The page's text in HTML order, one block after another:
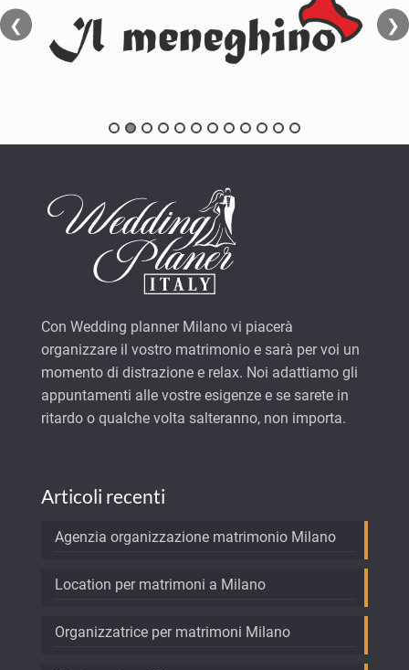
❮ ❯
Con Wedding planner Milano vi piacerà
organizzare il vostro matrimonio e sarà per voi un
momento di distrazione e relax. Noi adattiamo gli
appuntamenti alle vostre esigenze e se sarete in
ritardo o qualche volta salteranno, non importa.
Articoli recenti
Agenzia organizzazione matrimonio Milano
Location per matrimoni a Milano
Organizzatrice per matrimoni Milano